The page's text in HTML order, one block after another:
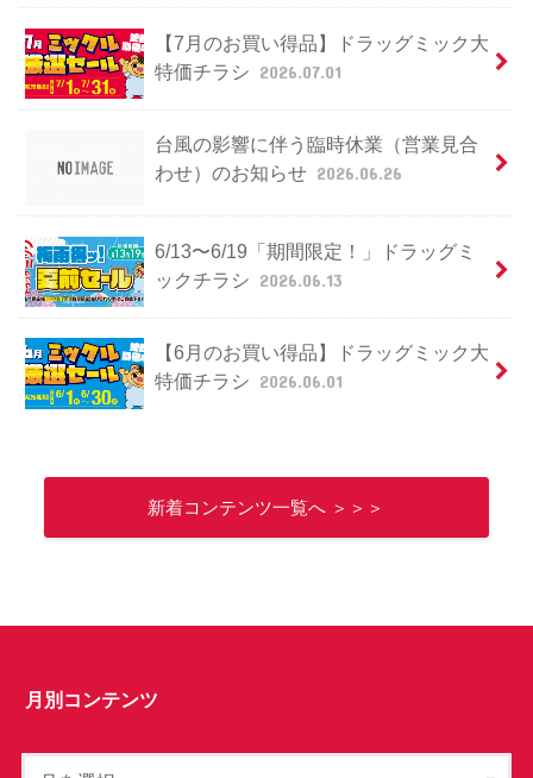
【7月のお買い得品】ドラッグミック大
特価チラシ 2026.07.01
台風の影響に伴う臨時休業（営業見合
わせ）のお知らせ 2026.06.26
6/13〜6/19「期間限定！」ドラッグミ
ックチラシ 2026.06.13
【6月のお買い得品】ドラッグミック大
特価チラシ 2026.06.01
新着コンテンツ一覧へ ＞＞＞
月別コンテンツ